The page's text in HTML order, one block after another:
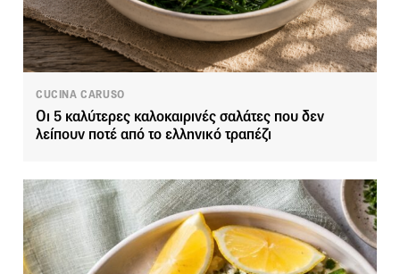
CUCINA CARUSO
Οι 5 καλύτερες καλοκαιρινές σαλάτες που δεν
λείπουν ποτέ από το ελληνικό τραπέζι